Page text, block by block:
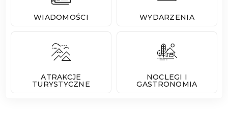
WIADOMOŚCI WYDARZENIA
ATRAKCJE
TURYSTYCZNE
NOCLEGI I
GASTRONOMIA